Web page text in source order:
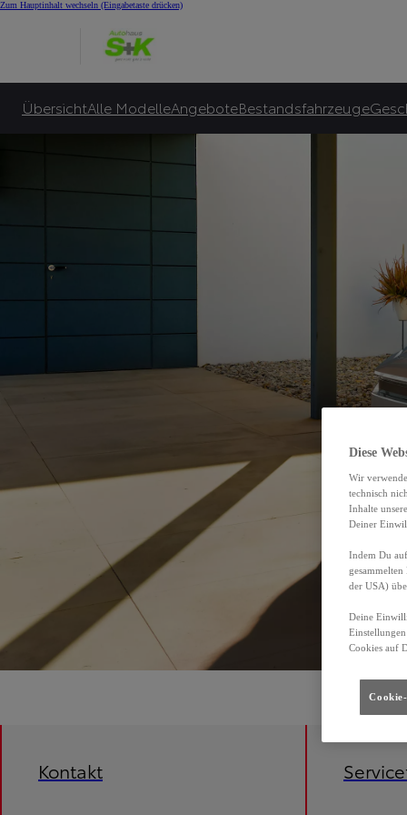
Zum Hauptinhalt wechseln (Eingabetaste drücken)
ÜbersichtAlle ModelleAngeboteBestandsfahrzeuge
Toyota garantiert bis zu 10.000€ E-Bonus***** und zusätzlich bis zu 6.000€
Kontakt
Diese
Wir
technisch
Inhalte
Deiner
Indem Du
der USA)
Deine
Cookies auf